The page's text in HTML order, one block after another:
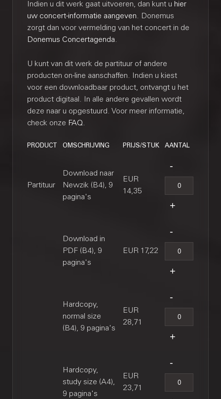
Indien u dit werk gaat uitvoeren, dan kunt uhier
uw concert-informatie aangeven. Donemus
zorgt dan voor vermelding van het concert in de
Donemus Concertagenda.
U kunt van dit werk de partituur of andere
producten on-line aanschaffen. Indien u kiest
voor een downloadbaar product, ontvangt u het
product digitaal. In alle andere gevallen wordt
deze naar u opgestuurd. Voor meer informatie,
check onze FAQ.
PRODUCT OMSCHRIJVING PRIJS/STUK AANTAL
Partituur
Download naar
Newzik (B4), 9
pagina's
EUR
14,35
Download in
PDF (B4), 9
pagina's
EUR 17,22
Hardcopy,
normal size
(B4), 9 pagina's
EUR
28,71
Hardcopy,
study size (A4),
9 pagina's
EUR
23,71